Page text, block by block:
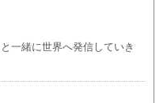
一緒に世界へ発信していき